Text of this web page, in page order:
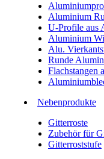
Aluminium
U-Profile aus
Aluminium
Alu.
Runde
Flachstangen
Nebenprodukte
Gitterroste
Zubehör für
Gitterroststufe